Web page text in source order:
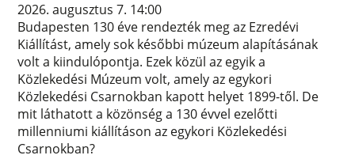
2026. augusztus 7. 14:00
Budapesten 130 éve rendezték meg az Ezredévi
Kiállítást, amely sok későbbi múzeum alapításának
volt a kiindulópontja. Ezek közül az egyik a
Közlekedési Múzeum volt, amely az egykori
Közlekedési Csarnokban kapott helyet 1899-től. De
mit láthatott a közönség a 130 évvel ezelőtti
millenniumi kiállításon az egykori Közlekedési
Csarnokban?